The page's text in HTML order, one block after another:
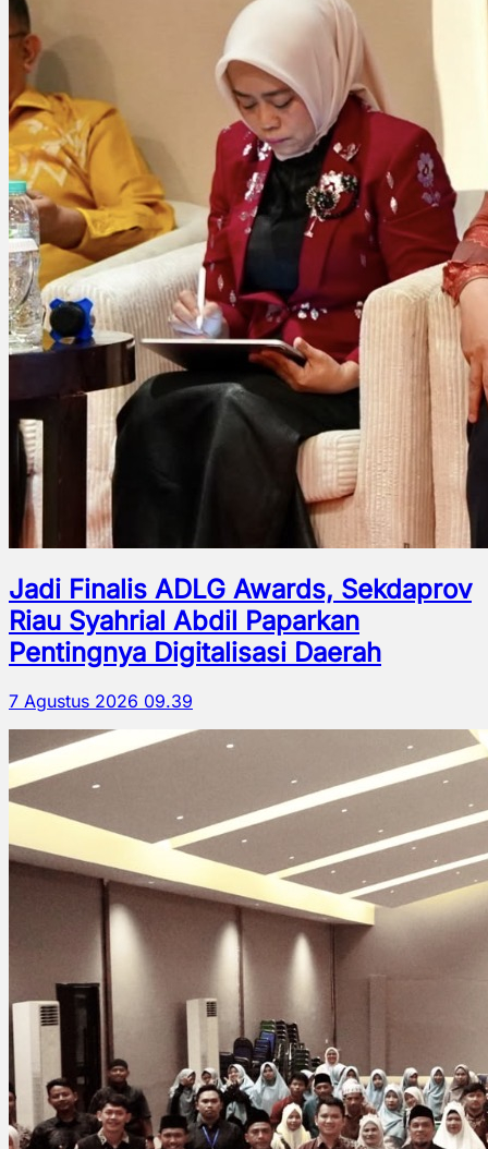
Jadi Finalis ADLG Awards, Sekdaprov
Riau Syahrial Abdil Paparkan
Pentingnya Digitalisasi Daerah
7 Agustus 2026 09.39